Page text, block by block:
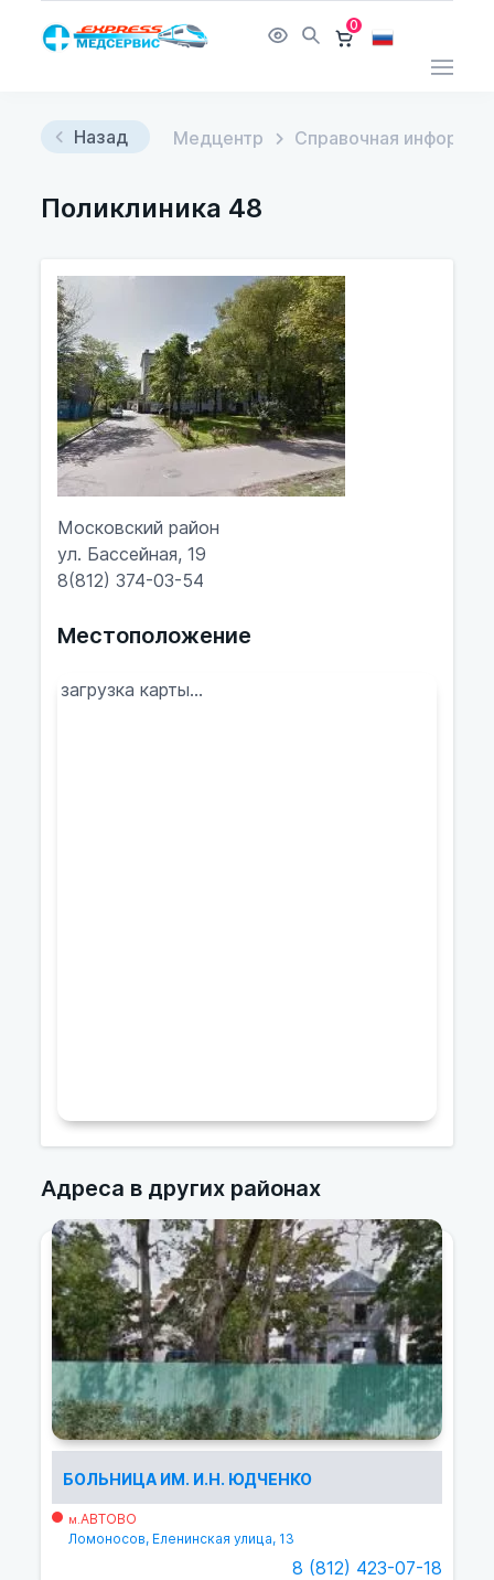
0
Назад Медцентр Справочная
Поликлиника 48
Московский район
ул. Бассейная, 19
8(812) 374-03-54
Местоположение
загрузка карты...
Адреса в других районах
БОЛЬНИЦА ИМ. И.Н. ЮДЧЕНКО
м.АВТОВО
Ломоносов, Еленинская улица, 13
8 (812) 423-07-18